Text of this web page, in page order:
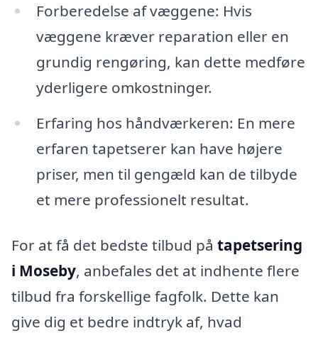
Forberedelse af væggene: Hvis
væggene kræver reparation eller en
grundig rengøring, kan dette medføre
yderligere omkostninger.
Erfaring hos håndværkeren: En mere
erfaren tapetserer kan have højere
priser, men til gengæld kan de tilbyde
et mere professionelt resultat.
For at få det bedste tilbud på tapetsering
i Moseby, anbefales det at indhente flere
tilbud fra forskellige fagfolk. Dette kan
give dig et bedre indtryk af, hvad